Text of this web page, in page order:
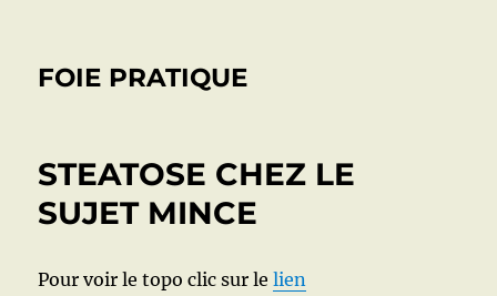
FOIE PRATIQUE
STEATOSE CHEZ LE
SUJET MINCE
Pour voir le topo clic sur lelien